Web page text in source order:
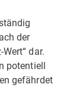
der
dar.
potentiell
gefährdet